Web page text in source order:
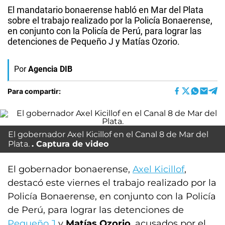
El mandatario bonaerense habló en Mar del Plata
sobre el trabajo realizado por la Policía Bonaerense,
en conjunto con la Policía de Perú, para lograr las
detenciones de Pequeño J y Matías Ozorio.
Por Agencia DIB
Para compartir:
El gobernador Axel Kicillof en el Canal 8 de Mar del
Plata.
Captura de video
El gobernador bonaerense, Axel Kicillof,
destacó este viernes el trabajo realizado por la
Policía Bonaerense, en conjunto con la Policía
de Perú, para lograr las detenciones de